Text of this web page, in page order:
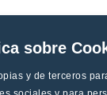
sobre
y de terceros